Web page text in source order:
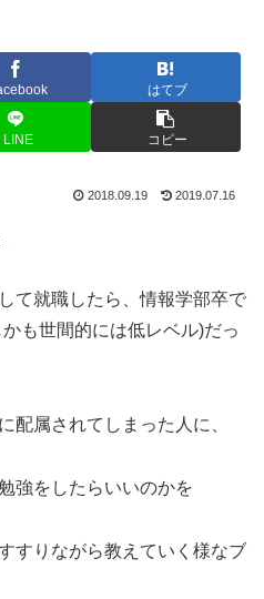
はてブ
LINE コピー
2018.09.19 2019.07.16
て就職したら、情報学部卒で
も世間的には低レベル)だっ
配属されてしまった人に、
強をしたらいいのかを
すりながら教えていく様なブ